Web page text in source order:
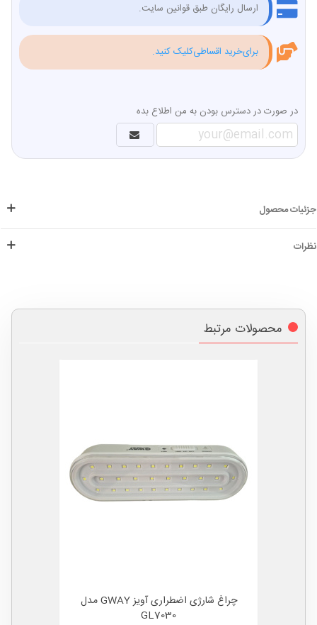
ارسال رایگان طبق قوانین سایت.
برای‌خرید اقساطی‌کلیک کنید.
در صورت در دسترس بودن به من اطلاع بده
جزئیات محصول
نظرات
محصولات مرتبط
چراغ شارژی اضطراری آویز GWAY مدل
GL7030